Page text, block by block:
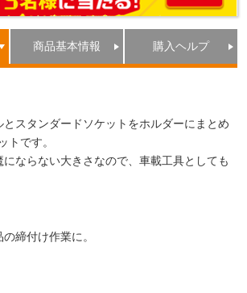
商品基本情報 購入ヘルプ
スタンダードソケットをホルダーにまとめ
トです。
ならない大きさなので、車載工具としても
締付け作業に。